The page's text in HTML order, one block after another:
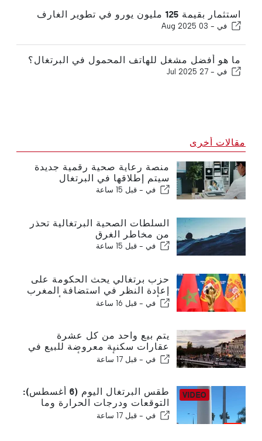
استثمار بقيمة 125 مليون يورو في تطوير الغارف
في - 03 Aug 2025
ما هو أفضل مشغل للهاتف المحمول في البرتغال؟
في - 27 Jul 2025
مقالات أخرى
منصة رعاية صحية رقمية جديدة
سيتم إطلاقها في البرتغال
في - قبل 15 ساعة
السلطات الصحية البرتغالية تحذر
من مخاطر الغرق
في - قبل 15 ساعة
حزب برتغالي يحث الحكومة على
إعادة النظر في استضافة المغرب
في - قبل 16 ساعة
يتم بيع واحد من كل عشرة
عقارات سكنية معروضة للبيع في
البرتغال في أقل من أسبوع
في - قبل 17 ساعة
طقس البرتغال اليوم (6 أغسطس):
التوقعات ودرجات الحرارة وما
يمكن توقعه
في - قبل 17 ساعة